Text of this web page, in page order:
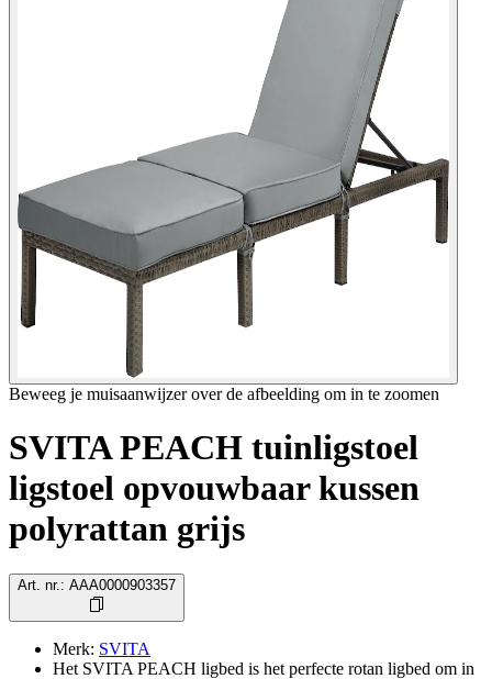
Beweeg je muisaanwijzer over de afbeelding om in te zoomen
SVITA PEACH tuinligstoel
ligstoel opvouwbaar kussen
polyrattan grijs
Art. nr. : AAA0000903357
Merk: SVITA
Het SVITA PEACH ligbed is het perfecte rotan ligbed om in